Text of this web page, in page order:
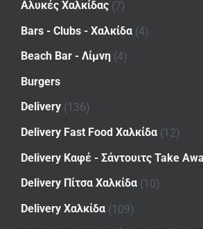
Αλυκές Χαλκίδας (7)
Bars - Clubs - Χαλκίδα (4)
Beach Bar - Λίμνη (4)
Burgers
Delivery (136)
Delivery Fast Food Χαλκίδα (12)
Delivery Καφέ - Σάντουιτς Take
Delivery Πίτσα Χαλκίδα (10)
Delivery Χαλκίδα (109)